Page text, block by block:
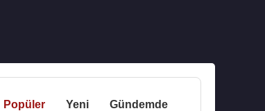
Popüler Yeni Gündemde